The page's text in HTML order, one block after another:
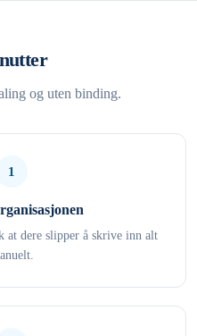
og uten binding.
1
dere slipper å skrive inn alt